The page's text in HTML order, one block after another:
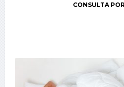
CONSULTA